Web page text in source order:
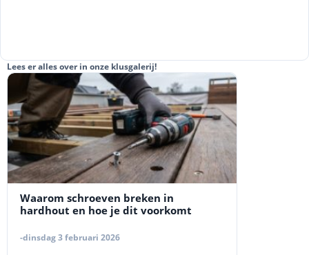
Lees er alles over in onze klusgalerij!
Waarom schroeven breken in
hardhout en hoe je dit voorkomt
-dinsdag 3 februari 2026